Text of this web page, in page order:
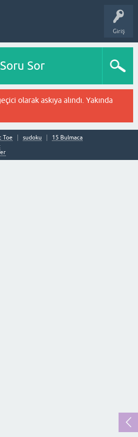
Giriş
Sor
olarak askıya alındı. Yakında
Toe sudoku
15 Bulmaca